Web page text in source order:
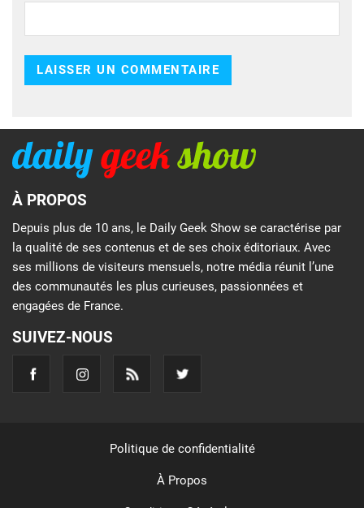
À PROPOS
Depuis plus de 10 ans, le Daily Geek Show se caractérise par
la qualité de ses contenus et de ses choix éditoriaux. Avec
ses millions de visiteurs mensuels, notre média réunit l’une
des communautés les plus curieuses, passionnées et
engagées de France.
SUIVEZ-NOUS
Politique de confidentialité
À Propos